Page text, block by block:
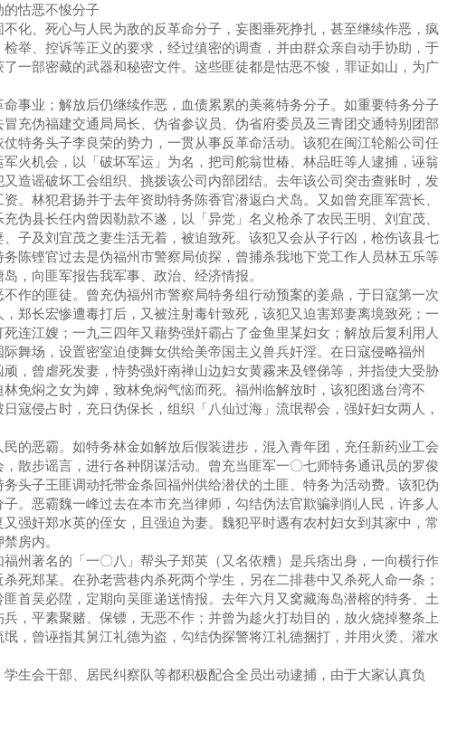
怙恶不悛分子
化、死心与人民为敌的反革命分子，妄图垂死挣扎，甚至继续作恶，疯
举、控诉等正义的要求，经过缜密的调查，并由群众亲自动手协助，于
一部密藏的武器和秘密文件。这些匪徒都是怙恶不悛，罪证如山，为广
事业；解放后仍继续作恶，血债累累的美蒋特务分子。如重要特务分子
充伪福建交通局局长、伪省参议员、伪省府委员及三青团交通特别团部
特务头子李良荣的势力，一贯从事反革命活动。该犯在闽江轮船公司任
火机会，以「破坏军运」为名，把司舵翁世椿、林品旺等人逮捕，诬翁
造谣破坏工会组织、挑拨该公司内部团结。去年该公司突击查账时，发
。林犯君扬并于去年资助特务陈香官潜返白犬岛。又如曾充匪军营长、
伪县长任内曾因勒款不遂，以「异党」名义枪杀了农民王明、刘宜茂、
子及刘宜茂之妻生活无着，被迫致死。该犯又会从子行凶，枪伤该县七
陈铿官过去是伪福州市警察局侦探，曾捕杀我地下党工作人员林五乐等
，向匪军报告我军事、政治、经济情报。
作的匪徒。曾充伪福州市警察局特务组行动预案的姜鼎，于日寇第一次
郑长宏惨遭毒打后，又被注射毒针致死，该犯又迫害郑妻离境致死；一
连江嫂；一九三四年又藉势强奸霸占了金鱼里某妇女；解放后复利用人
舞场，设置密室迫使舞女供给美帝国主义兽兵奸淫。在日寇侵略福州
，曾虐死发妻，恃势强奸南禅山边妇女黄霧来及铿俤等，并指使大受胁
免焖之女为婢，致林免焖气恼而死。福州临解放时，该犯图逃台湾不
寇侵占时，充日伪保长，组织「八仙过海」流氓帮会，强奸妇女两人，
的恶霸。如特务林金如解放后假装进步，混入青年团，充任新药业工会
散步谣言，进行各种阴谋活动。曾充当匪军一〇七师特务通讯员的罗俊
头子王匪调动托带金条回福州供给潜伏的土匪、特务为活动费。该犯伪
。恶霸魏一峰过去在本市充当律师，勾结伪法官欺骗剥削人民，许多人
强奸郑水英的侄女，且强迫为妻。魏犯平时遇有农村妇女到其家中，常
房内。
州著名的「一〇八」帮头子郑英（又名依糟）是兵痞出身，一向横行作
死郑某。在孙老营巷内杀死两个学生，另在二排巷中又杀死人命一条；
首吴必陞，定期向吴匪递送情报。去年六月又窝藏海岛潜榕的特务、土
，平素聚赌、保镖，无恶不作；并曾为趁火打劫目的，放火烧掉整条上
，曾诬指其舅江礼德为盗，勾结伪探警将江礼德捆打，并用火烫、灌水
生会干部、居民纠察队等都积极配合全员出动逮捕，由于大家认真负